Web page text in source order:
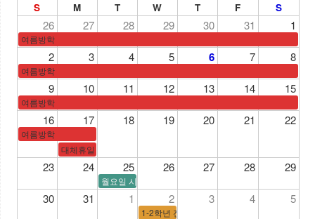
S M T W T F S
26 27 28 29 30 31 1
여름방학
2 3 4 5 6 7 8
여름방학
9 10 11 12 13 14 15
여름방학
16 17 18 19 20 21 22
여름방학
대체휴일
23 24 25 26 27 28 29
월요일 시간표
30 31 1 2 3 4 5
1-2학년 전국연합학력평가/3학년 수능모의고